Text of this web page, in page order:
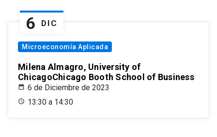
6 DIC
Microeconomía Aplicada
Milena Almagro, University of
ChicagoChicago Booth School of Business
6 de Diciembre de 2023
13:30 a 14:30